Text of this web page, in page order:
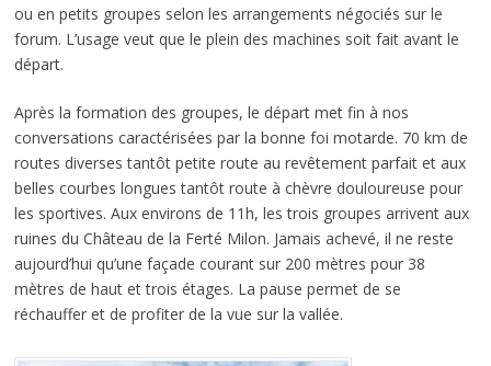
ou en petits groupes selon les arrangements négociés sur le
forum. L’usage veut que le plein des machines soit fait avant le
départ.
Après la formation des groupes, le départ met fin à nos
conversations caractérisées par la bonne foi motarde. 70 km de
routes diverses tantôt petite route au revêtement parfait et aux
belles courbes longues tantôt route à chèvre douloureuse pour
les sportives. Aux environs de 11h, les trois groupes arrivent aux
ruines du Château de la Ferté Milon. Jamais achevé, il ne reste
aujourd’hui qu’une façade courant sur 200 mètres pour 38
mètres de haut et trois étages. La pause permet de se
réchauffer et de profiter de la vue sur la vallée.